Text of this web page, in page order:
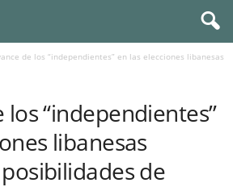
de los “independientes” en las elecciones libanesas
los “independientes”
libanesas
de